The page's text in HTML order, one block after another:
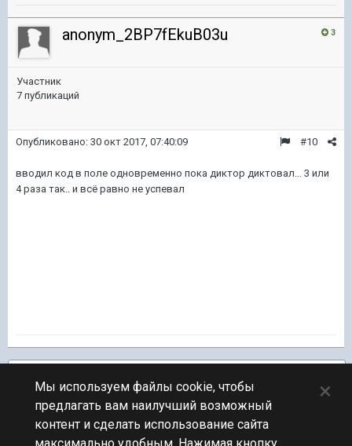
3
anonym_2BP7fEkuB03u
Участник
7 публикаций
#10
Опубликовано: 30 окт 2017, 07:40:09
вводил код в поле одновременно пока диктор диктовал... 3 или
4 раза так.. и всё равно не успевал
ПЕРЕЙТИ К СПИСКУ ТЕМ
Музыка
Мы используем файлы cookie, чтобы
предлагать вам наилучший возможный
контент и сделать использование сайта
×